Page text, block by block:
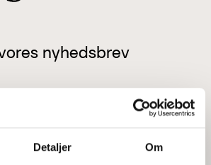
Detaljer Om
nyhedsbrev